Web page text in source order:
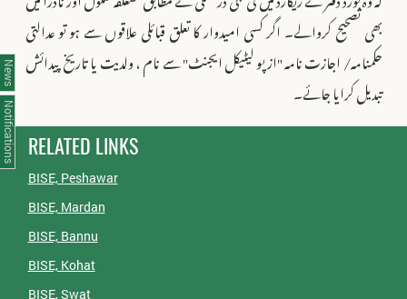
بھی تصحیح کروالے۔ اگر کسی امیدوار کا تعلق قبائلی علاقوں سے ہو تو عدالتی
حکمنامہ/ اجازت نامہ "ازپو لیٹیکل ایجنٹ" سے نام ، ولدیت یا تاریخ پیدائش
تبدیل کرایا جائے۔
RELATED LINKS
BISE, Peshawar
BISE, Mardan
BISE, Bannu
BISE, Kohat
BISE, Swat
News
Notifications